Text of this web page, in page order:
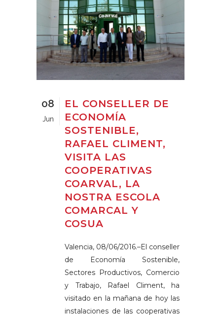
08
Jun
EL CONSELLER DE
ECONOMÍA
SOSTENIBLE,
RAFAEL CLIMENT,
VISITA LAS
COOPERATIVAS
COARVAL, LA
NOSTRA ESCOLA
COMARCAL Y
COSUA
Valencia, 08/06/2016.–El conseller
de Economía Sostenible,
Sectores Productivos, Comercio
y Trabajo, Rafael Climent, ha
visitado en la mañana de hoy las
instalaciones de las cooperativas